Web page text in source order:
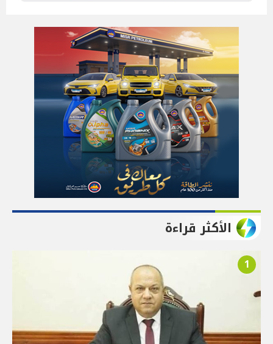
الأكثر قراءة
1